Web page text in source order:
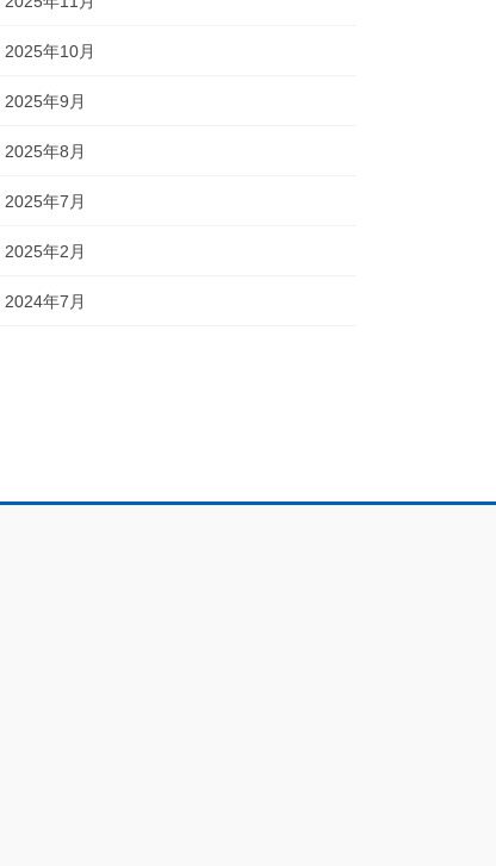
2025年10月
2025年9月
2025年8月
2025年7月
2025年2月
2024年7月